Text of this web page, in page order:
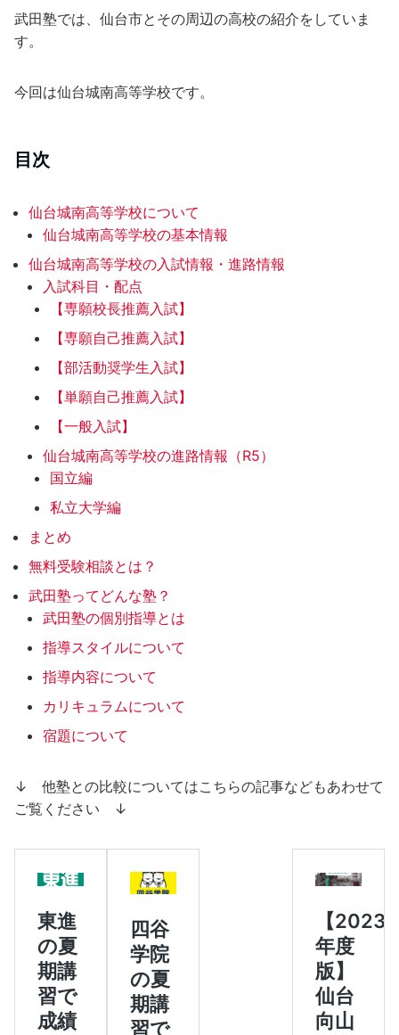
武田塾では、仙台市とその周辺の高校の紹介をしていま
す。
今回は仙台城南高等学校です。
目次
仙台城南高等学校について
仙台城南高等学校の基本情報
仙台城南高等学校の入試情報・進路情報
入試科目・配点
【専願校長推薦入試】
【専願自己推薦入試】
【部活動奨学生入試】
【単願自己推薦入試】
【一般入試】
仙台城南高等学校の進路情報（R5）
国立編
私立大学編
まとめ
無料受験相談とは？
武田塾ってどんな塾？
武田塾の個別指導とは
指導スタイルについて
指導内容について
カリキュラムについて
宿題について
↓ 他塾との比較についてはこちらの記事などもあわせて
ご覧ください ↓